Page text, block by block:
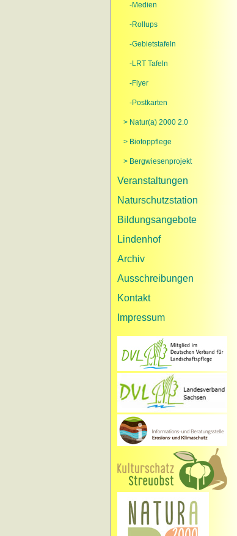
-Medien
-Rollups
-Gebietstafeln
-LRT Tafeln
-Flyer
-Postkarten
> Natur(a) 2000 2.0
> Biotoppflege
> Bergwiesenprojekt
Veranstaltungen
Naturschutzstation
Bildungsangebote
Lindenhof
Archiv
Ausschreibungen
Kontakt
Impressum